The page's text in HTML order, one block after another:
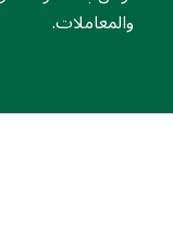
والمعاملات.